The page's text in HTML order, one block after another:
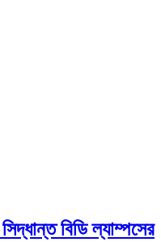
বিডি ল্যাম্পসের